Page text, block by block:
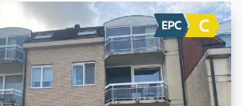
Verhuurd: Appartement